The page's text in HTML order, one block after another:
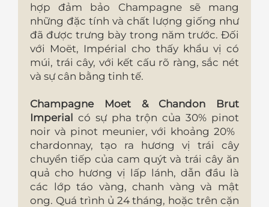
hợp đảm bảo Champagne sẽ mang
những đặc tính và chất lượng giống như
đã được trưng bày trong năm trước. Đối
với Moët, Impérial cho thấy khẩu vị có
múi, trái cây, với kết cấu rõ ràng, sắc nét
và sự cân bằng tinh tế.
Champagne Moet & Chandon Brut
Imperial có sự pha trộn của 30% pinot
noir và pinot meunier, với khoảng 20% ​​
chardonnay, tạo ra hương vị trái cây
chuyển tiếp của cam quýt và trái cây ăn
quả cho hương vị lấp lánh, dẫn đầu là
các lớp táo vàng, chanh vàng và mật
ong. Quá trình ủ 24 tháng, hoặc trên cặn